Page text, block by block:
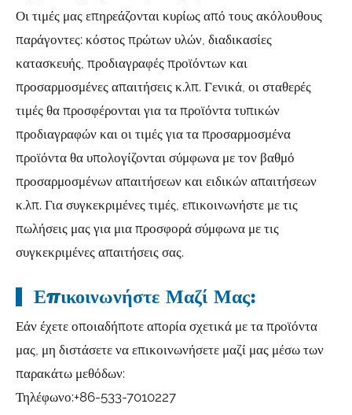
Οι τιμές μας επηρεάζονται κυρίως από τους ακόλουθους
παράγοντες: κόστος πρώτων υλών, διαδικασίες
κατασκευής, προδιαγραφές προϊόντων και
προσαρμοσμένες απαιτήσεις κ.λπ. Γενικά, οι σταθερές
τιμές θα προσφέρονται για τα προϊόντα τυπικών
προδιαγραφών και οι τιμές για τα προσαρμοσμένα
προϊόντα θα υπολογίζονται σύμφωνα με τον βαθμό
προσαρμοσμένων απαιτήσεων και ειδικών απαιτήσεων
κ.λπ. Για συγκεκριμένες τιμές, επικοινωνήστε με τις
πωλήσεις μας για μια προσφορά σύμφωνα με τις
συγκεκριμένες απαιτήσεις σας.
Επικοινωνήστε Μαζί Μας:
Εάν έχετε οποιαδήποτε απορία σχετικά με τα προϊόντα
μας, μη διστάσετε να επικοινωνήσετε μαζί μας μέσω των
παρακάτω μεθόδων:
Τηλέφωνο:+86-533-7010227